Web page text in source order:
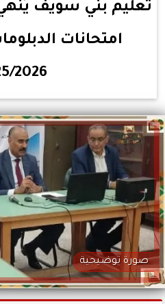
تعليم بني سويف
امتحانات
2026
صورة توضيحية